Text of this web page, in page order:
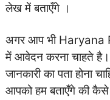
लेख में बताएँगे ।
अगर आप भी Haryana
में आवेदन करना चाहते
जानकारी का पता
आपको हम बताएँगे की